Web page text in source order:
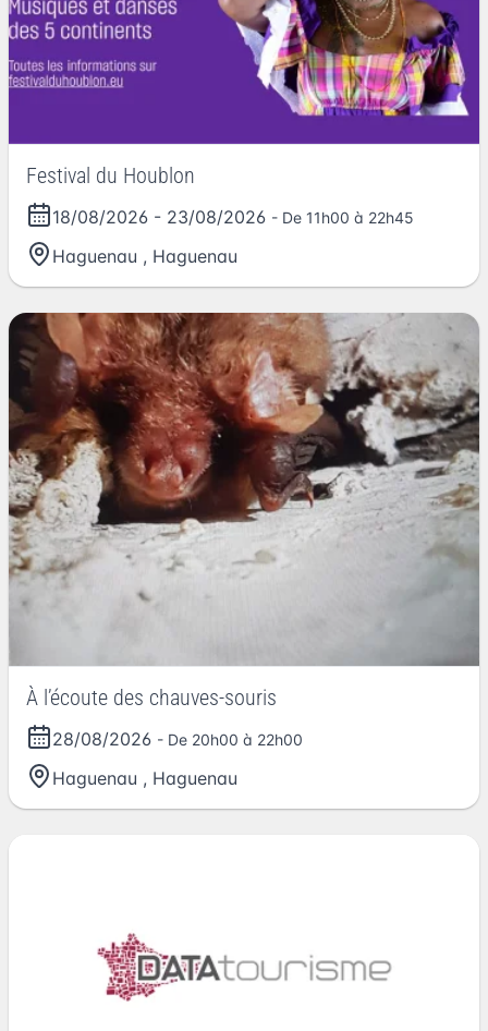
Festival du Houblon
18/08/2026 - 23/08/2026 - De 11h00 à 22h45
Haguenau , Haguenau
À l’écoute des chauves-souris
28/08/2026 - De 20h00 à 22h00
Haguenau , Haguenau